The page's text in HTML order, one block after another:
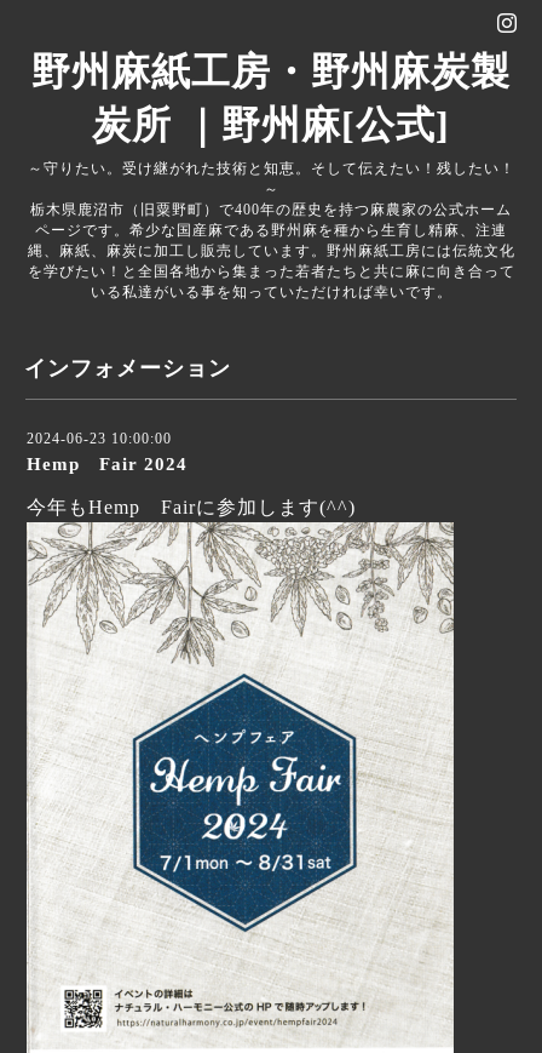
野州麻紙工房・野州麻炭製
炭所 ｜野州麻[公式]
～守りたい。受け継がれた技術と知恵。そして伝えたい！残したい！
～
栃木県鹿沼市（旧粟野町）で400年の歴史を持つ麻農家の公式ホーム
ページです。希少な国産麻である野州麻を種から生育し精麻、注連
縄、麻紙、麻炭に加工し販売しています。野州麻紙工房には伝統文化
を学びたい！と全国各地から集まった若者たちと共に麻に向き合って
いる私達がいる事を知っていただければ幸いです。
インフォメーション
2024-06-23 10:00:00
Hemp Fair 2024
今年もHemp Fairに参加します(^^)